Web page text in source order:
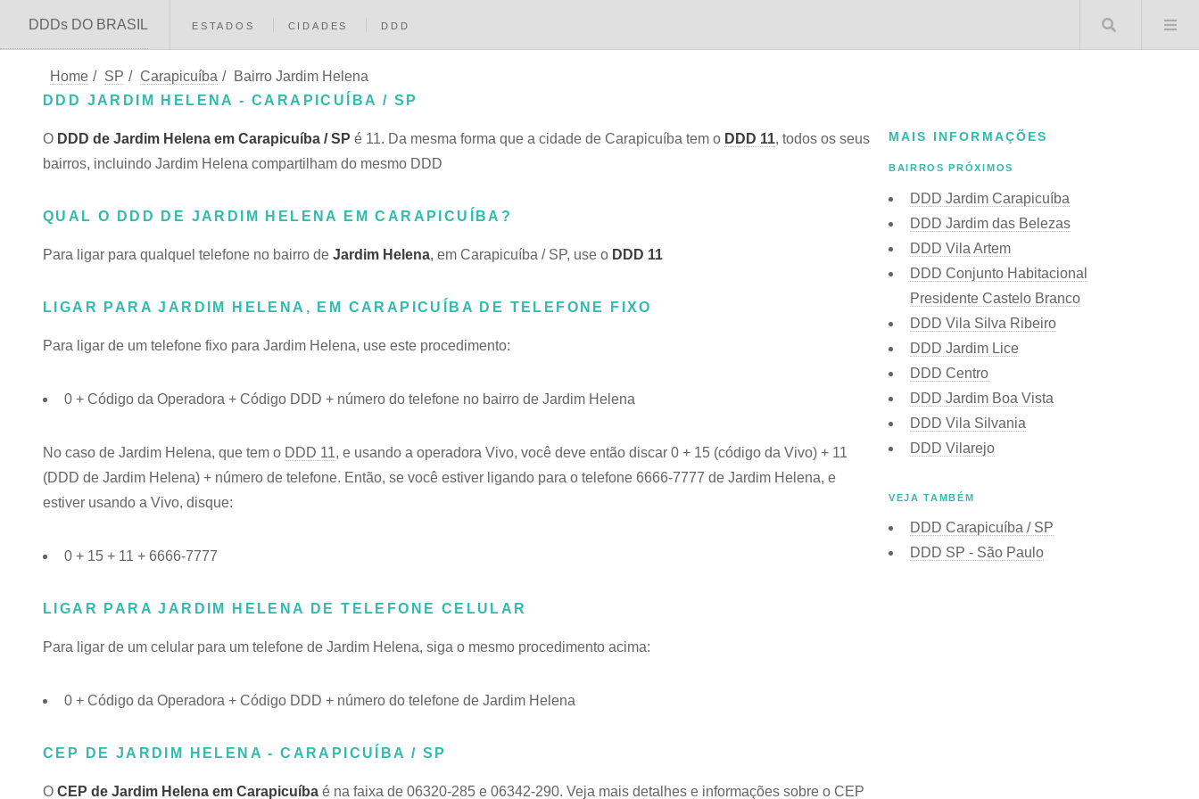
DDDs DO BRASIL ESTADOS CIDADES DDD Buscar
Home / SP / Carapicuíba /
Bairro Jardim Helena
DDD JARDIM HELENA - CARAPICUÍBA / SP
O DDD de Jardim Helena em Carapicuíba / SP é 11. Da mesma forma que a cidade de Carapicuíba tem o DDD 11, todos os seus
bairros, incluindo Jardim Helena compartilham do mesmo DDD
QUAL O DDD DE JARDIM HELENA EM CARAPICUÍBA?
Para ligar para qualquel telefone no bairro de Jardim Helena, em Carapicuíba / SP, use o DDD 11
LIGAR PARA JARDIM HELENA, EM CARAPICUÍBA DE TELEFONE FIXO
Para ligar de um telefone fixo para Jardim Helena, use este procedimento:
0 + Código da Operadora + Código DDD + número do telefone no bairro de Jardim Helena
No caso de Jardim Helena, que tem o DDD 11, e usando a operadora Vivo, você deve então discar 0 + 15 (código da Vivo) + 11
(DDD de Jardim Helena) + número de telefone. Então, se você estiver ligando para o telefone 6666-7777 de Jardim Helena, e
estiver usando a Vivo, disque:
0 + 15 + 11 + 6666-7777
LIGAR PARA JARDIM HELENA DE TELEFONE CELULAR
Para ligar de um celular para um telefone de Jardim Helena, siga o mesmo procedimento acima:
0 + Código da Operadora + Código DDD + número do telefone de Jardim Helena
CEP DE JARDIM HELENA - CARAPICUÍBA / SP
O CEP de Jardim Helena em Carapicuíba é na faixa de 06320-285 e 06342-290. Veja mais detalhes e informações sobre o CEP
MAIS INFORMAÇÕES
BAIRROS PRÓXIMOS
DDD Jardim Carapicuíba
DDD Jardim das Belezas
DDD Vila Artem
DDD Conjunto Habitacional
Presidente Castelo Branco
DDD Vila Silva Ribeiro
DDD Jardim Lice
DDD Centro
DDD Jardim Boa Vista
DDD Vila Silvania
DDD Vilarejo
VEJA TAMBÉM
DDD Carapicuíba / SP
DDD SP - São Paulo